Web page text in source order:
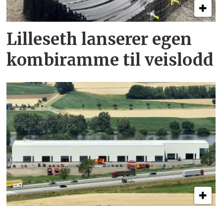
Lilleseth lanserer egen
kombi­ramme til veislodd